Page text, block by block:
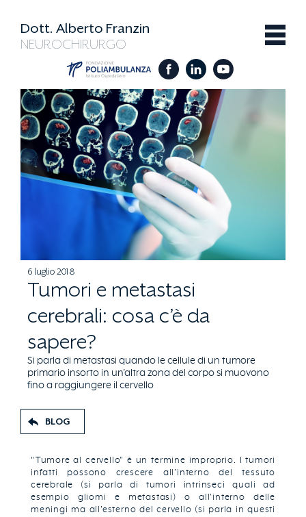
Dott. Alberto Franzin
NEUROCHIRURGO
6 luglio 2018
Tumori e metastasi
cerebrali: cosa c’è da
sapere?
Si parla di metastasi quando le cellule di un tumore
primario insorto in un’altra zona del corpo si muovono
fino a raggiungere il cervello
BLOG
"Tumore al cervello” è un termine improprio. I tumori
infatti possono crescere all’interno del tessuto
cerebrale (si parla di tumori intrinseci quali ad
esempio gliomi e metastasi) o all’interno delle
meningi ma all’esterno del cervello (si parla in questi